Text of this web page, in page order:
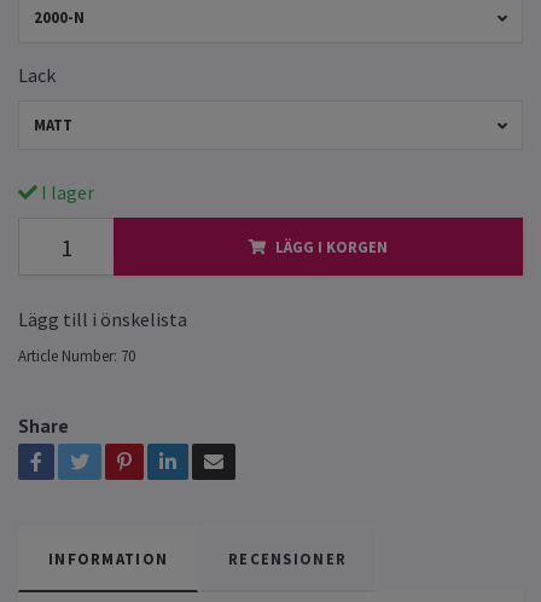
2000-N
Lack
MATT
I lager
LÄGG I KORGEN
Lägg till i önskelista
Article Number: 70
Share
INFORMATION RECENSIONER